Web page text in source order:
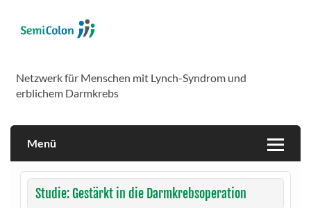
content
Netzwerk für Menschen mit Lynch-Syndrom und
erblichem Darmkrebs
Menü
Studie: Gestärkt in die Darmkrebsoperation